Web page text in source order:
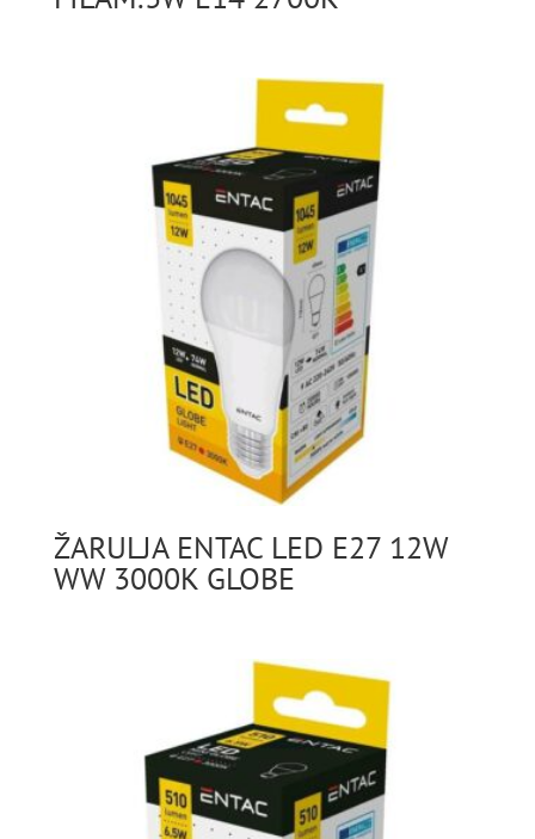
ŽARULJA ENTAC LED E27 12W
WW 3000K GLOBE